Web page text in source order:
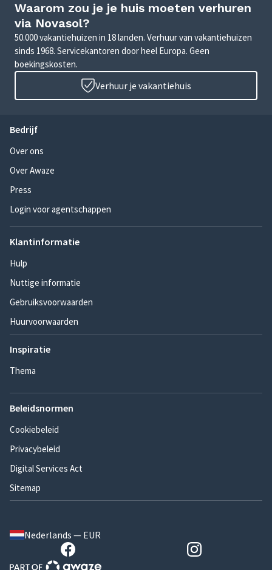
Waarom zou je je huis moeten verhuren
via Novasol?
50.000 vakantiehuizen in 18 landen. Verhuur van vakantiehuizen
sinds 1968. Servicekantoren door heel Europa. Geen
boekingskosten.
Verhuur je vakantiehuis
Bedrijf
Over ons
Over Awaze
Press
Login voor agentschappen
Klantinformatie
Hulp
Nuttige informatie
Gebruiksvoorwaarden
Huurvoorwaarden
Inspiratie
Thema
Beleidsnormen
Cookiebeleid
Privacybeleid
Digital Services Act
Sitemap
Nederlands — EUR